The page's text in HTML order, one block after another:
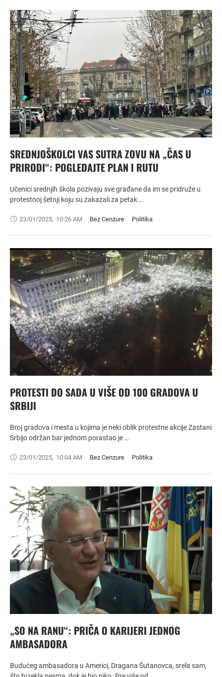
SREDNJOŠKOLCI VAS SUTRA ZOVU NA „ČAS U
PRIRODI“: POGLEDAJTE PLAN I RUTU
Učenici srednjih škola pozivaju sve građane da im se pridruže u
protestnoj šetnji koju su zakazali za petak …
23/01/2025, 10:26 AM Bez Cenzure Politika
PROTESTI DO SADA U VIŠE OD 100 GRADOVA U
SRBIJI
Broj gradova i mesta u kojima je neki oblik protestne akcije Zastani
Srbijo održan bar jednom porastao je …
23/01/2025, 10:04 AM Bez Cenzure Politika
„SO NA RANU“: PRIČA O KARIJERI JEDNOG
AMBASADORA
Budućeg ambasadora u Americi, Dragana Šutanovca, srela sam,